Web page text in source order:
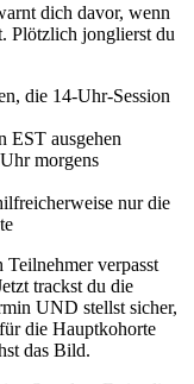
dich davor, wenn
Plötzlich jonglierst du
die 14-Uhr-Session
EST ausgehen
morgens
nur die
verpasst
trackst du die
UND stellst sicher,
die Hauptkohorte
das Bild.